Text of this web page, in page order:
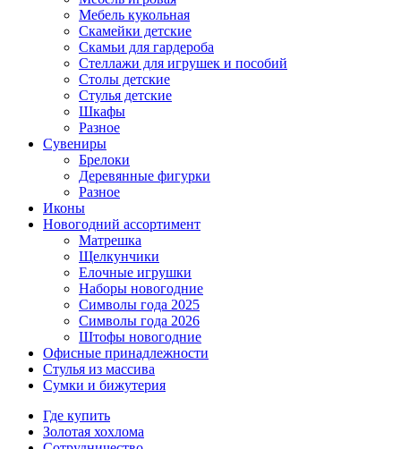
Мебель кукольная
Скамейки детские
Скамьи для гардероба
Стеллажи для игрушек и пособий
Столы детские
Стулья детские
Шкафы
Разное
Сувениры
Брелоки
Деревянные фигурки
Разное
Иконы
Новогодний ассортимент
Матрешка
Щелкунчики
Елочные игрушки
Наборы новогодние
Символы года 2025
Символы года 2026
Штофы новогодние
Офисные принадлежности
Стулья из массива
Сумки и бижутерия
Где купить
Золотая хохлома